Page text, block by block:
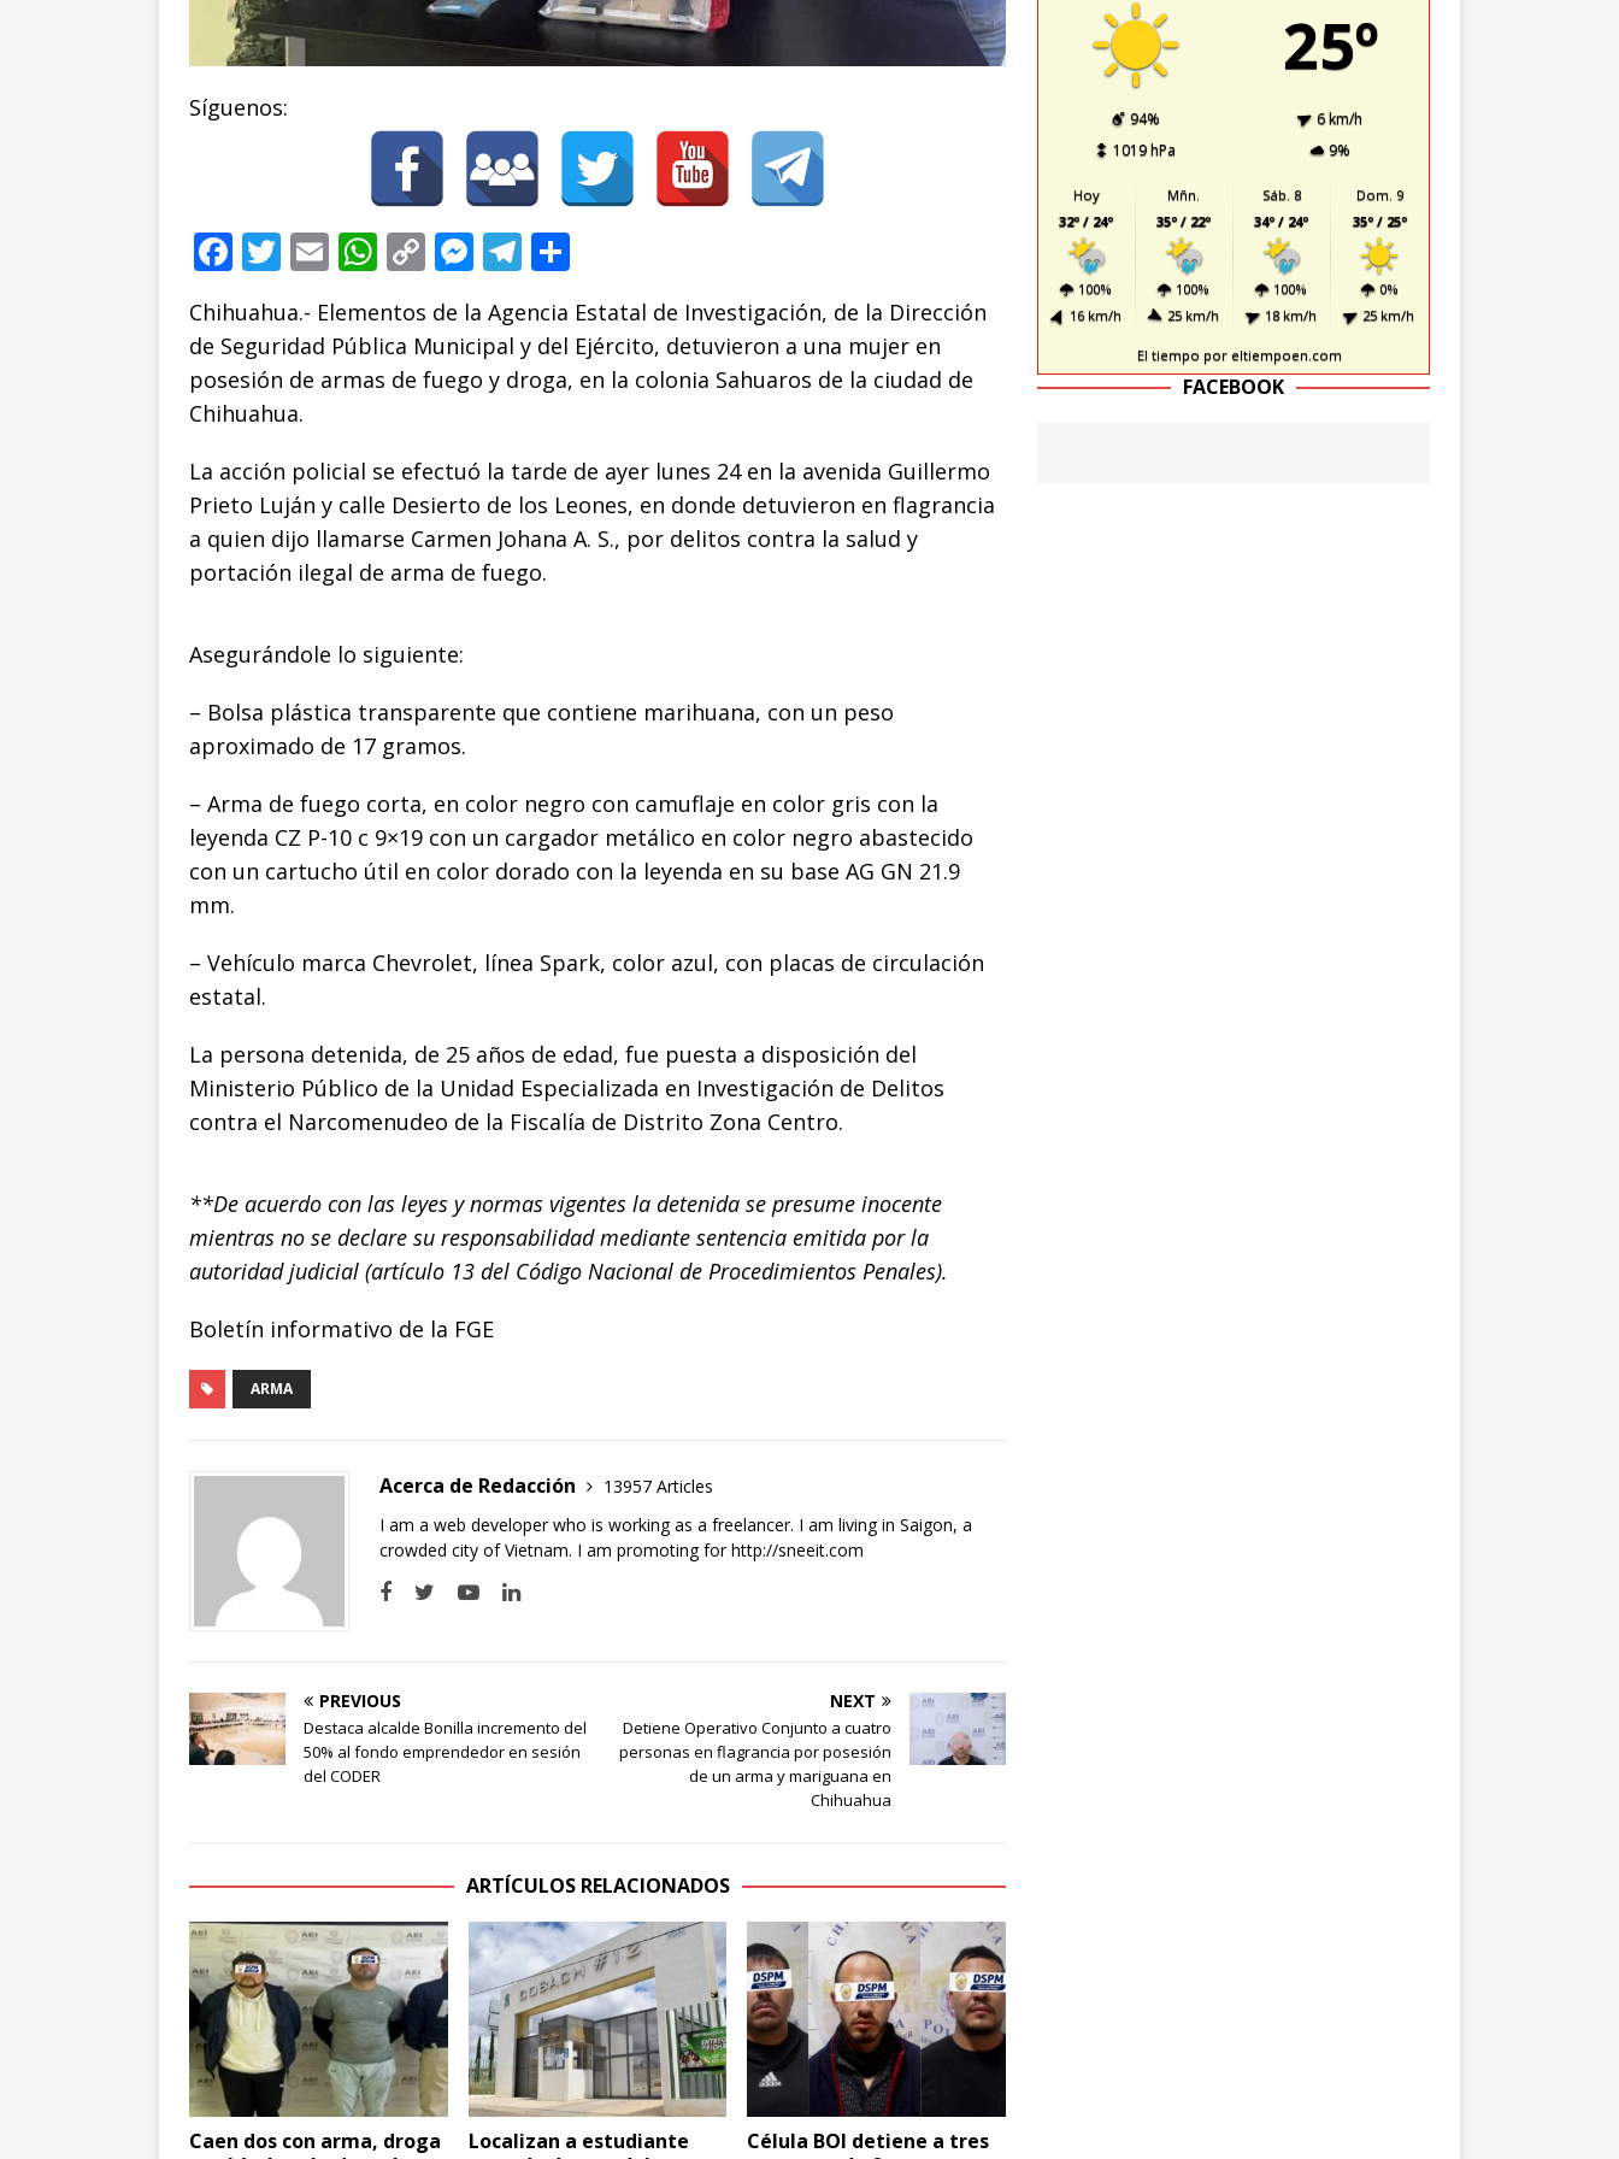
Síguenos:
F
c
e
b
o
k
T
it
te
r
E
m
ai
l
W
at
s
A
p
C
o
p
y
Li
k
M
ss
e
n
e
r
T
e
g
ra
m
p
ar
r
Chihuahua.- Elementos de la Agencia Estatal de Investigación, de la Dirección
de Seguridad Pública Municipal y del Ejército, detuvieron a una mujer en
posesión de armas de fuego y droga, en la colonia Sahuaros de la ciudad de
Chihuahua.
La acción policial se efectuó la tarde de ayer lunes 24 en la avenida Guillermo
Prieto Luján y calle Desierto de los Leones, en donde detuvieron en flagrancia
a quien dijo llamarse Carmen Johana A. S., por delitos contra la salud y
portación ilegal de arma de fuego.
Asegurándole lo siguiente:
– Bolsa plástica transparente que contiene marihuana, con un peso
aproximado de 17 gramos.
– Arma de fuego corta, en color negro con camuflaje en color gris con la
leyenda CZ P-10 c 9×19 con un cargador metálico en color negro abastecido
con un cartucho útil en color dorado con la leyenda en su base AG GN 21.9
mm.
– Vehículo marca Chevrolet, línea Spark, color azul, con placas de circulación
estatal.
La persona detenida, de 25 años de edad, fue puesta a disposición del
Ministerio Público de la Unidad Especializada en Investigación de Delitos
contra el Narcomenudeo de la Fiscalía de Distrito Zona Centro.
**De acuerdo con las leyes y normas vigentes la detenida se presume inocente
mientras no se declare su responsabilidad mediante sentencia emitida por la
autoridad judicial (artículo 13 del Código Nacional de Procedimientos Penales).
Boletín informativo de la FGE
ARMA
Acerca de Redacción
13957 Articles
I am a web developer who is working as a freelancer. I am living in Saigon, a
crowded city of Vietnam. I am promoting forhttp://sneeit.com
PREVIOUS
Destaca alcalde Bonilla incremento del
50% al fondo emprendedor en sesión
del CODER
NEXT
Detiene Operativo Conjunto a cuatro
personas en flagrancia por posesión
de un arma y mariguana en
Chihuahua
ARTÍCULOS RELACIONADOS
Caen dos con arma, droga
Localizan a estudiante
Célula BOI detiene a tres
25º
94%
6 km/h
1019 hPa
9%
Hoy
32º / 24º
100%
16 km/h
Mñn.
35º / 22º
100%
25 km/h
Sáb. 8
34º / 24º
100%
18 km/h
Dom. 9
35º / 25º
0%
25 km/h
El tiempo por eltiempoen.com
FACEBOOK